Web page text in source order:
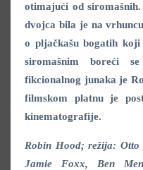
otimajući od
dvojca bila je na
o pljačkašu bogatih
siromašnim boreći
fikcionalnog junaka je
filmskom platnu je
kinematografije.
Robin Hood; režija:
Jamie Foxx, Ben